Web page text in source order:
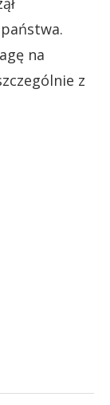
na
z